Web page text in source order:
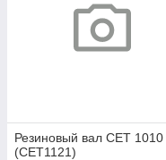
Резиновый вал CET 1010
(CET1121)